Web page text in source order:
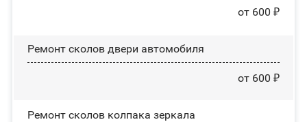
от 600 ₽
Ремонт сколов двери автомобиля
от 600 ₽
Ремонт сколов колпака зеркала